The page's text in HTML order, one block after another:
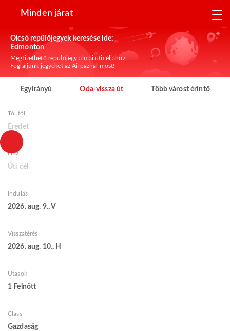
Minden járat
Olcsó repülőjegyek keresése ide:
Edmonton
Megfizethető repülőjegy álmai úticéljához.
Foglaljunk jegyeket az Airpaznál most!
Egyirányú Oda-vissza út Több várost érintő
Tól től
Eredet
Hoz
Úti cél
Indulás
2026. aug. 9., V
Visszatérés
2026. aug. 10., H
Utasok
1 Felnőtt
Class
Gazdaság